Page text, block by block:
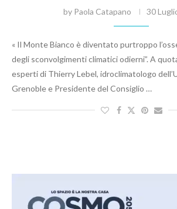
by Paola Catapano 30
« Il Monte Bianco è diventato purtroppo
degli sconvolgimenti climatici odierni”. A
esperti di Thierry Lebel, idroclimatologo
Grenoble e Presidente del Consiglio …